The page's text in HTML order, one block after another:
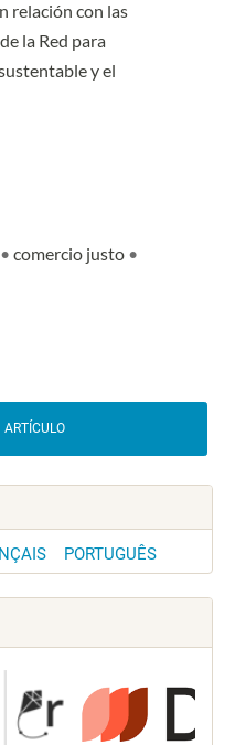
relación con las
la Red para
y el
• comercio justo •
PORTUGUÊS